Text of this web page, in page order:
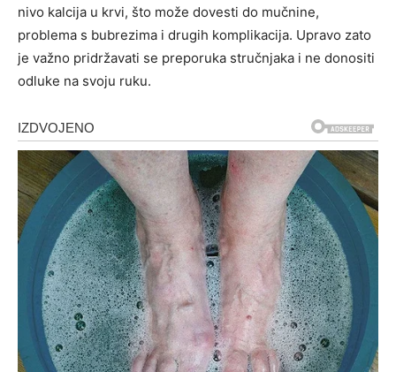
nivo kalcija u krvi, što može dovesti do mučnine,
problema s bubrezima i drugih komplikacija. Upravo zato
je važno pridržavati se preporuka stručnjaka i ne donositi
odluke na svoju ruku.